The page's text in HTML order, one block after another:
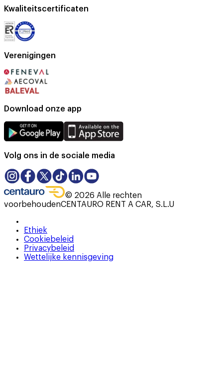
Kwaliteitscertificaten
Verenigingen
Download onze app
Volg ons in de sociale media
© 2026 Alle rechten
voorbehoudenCENTAURO RENT A CAR, S.L.U
Ethiek
Cookiebeleid
Privacybeleid
Wettelijke kennisgeving